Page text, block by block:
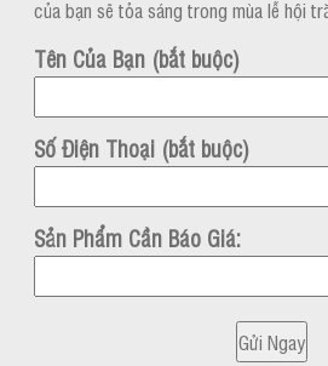
của bạn sẽ tỏa sáng trong mùa lễ hội
Tên Của Bạn (bắt buộc)
Số Điện Thoại (bắt buộc)
Sản Phẩm Cần Báo Giá: